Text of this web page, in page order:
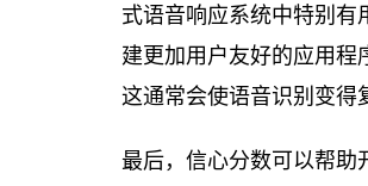
式语音响应系统中特别有
建更加用户友好的应用程
这通常会使语音识别变得
最后，信心分数可以帮助